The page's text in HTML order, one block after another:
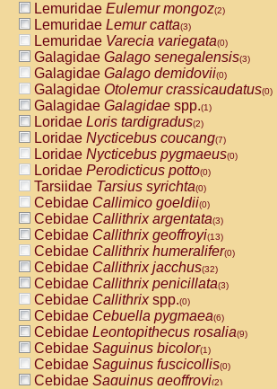
Lemuridae Eulemur mongoz(2)
Lemuridae Lemur catta(3)
Lemuridae Varecia variegata(0)
Galagidae Galago senegalensis(3)
Galagidae Galago demidovii(0)
Galagidae Otolemur crassicaudatus(0)
Galagidae Galagidae spp.(1)
Loridae Loris tardigradus(2)
Loridae Nycticebus coucang(7)
Loridae Nycticebus pygmaeus(0)
Loridae Perodicticus potto(0)
Tarsiidae Tarsius syrichta(0)
Cebidae Callimico goeldii(0)
Cebidae Callithrix argentata(3)
Cebidae Callithrix geoffroyi(13)
Cebidae Callithrix humeralifer(0)
Cebidae Callithrix jacchus(32)
Cebidae Callithrix penicillata(3)
Cebidae Callithrixspp.(0)
Cebidae Cebuella pygmaea(6)
Cebidae Leontopithecus rosalia(9)
Cebidae Saguinus bicolor(1)
Cebidae Saguinus fuscicollis(0)
Cebidae Saguinus geoffroyi(2)